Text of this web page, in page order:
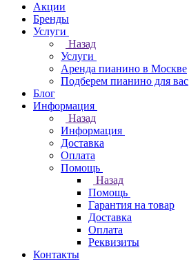
Акции
Бренды
Услуги
Назад
Услуги
Аренда пианино в Москве
Подберем пианино для вас
Блог
Информация
Назад
Информация
Доставка
Оплата
Помощь
Назад
Помощь
Гарантия на товар
Доставка
Оплата
Реквизиты
Контакты